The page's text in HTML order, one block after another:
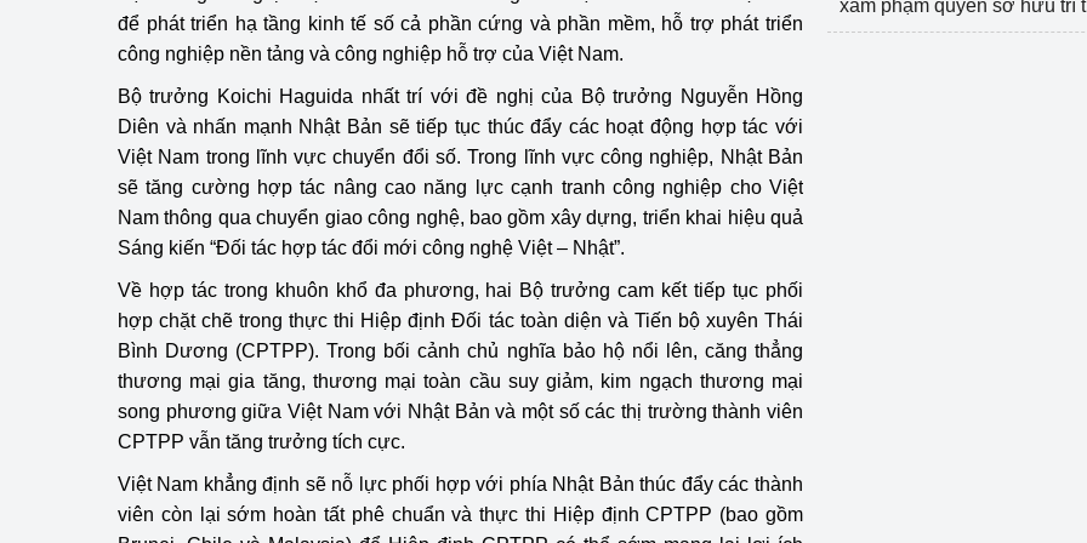
để phát triển hạ tầng kinh tế số cả phần cứng và phần mềm, hỗ trợ phát triển
công nghiệp nền tảng và công nghiệp hỗ trợ của Việt Nam.
Bộ trưởng Koichi Haguida nhất trí với đề nghị của Bộ trưởng Nguyễn Hồng
Diên và nhấn mạnh Nhật Bản sẽ tiếp tục thúc đẩy các hoạt động hợp tác với
Việt Nam trong lĩnh vực chuyển đổi số. Trong lĩnh vực công nghiệp, Nhật Bản
sẽ tăng cường hợp tác nâng cao năng lực cạnh tranh công nghiệp cho Việt
Nam thông qua chuyển giao công nghệ, bao gồm xây dựng, triển khai hiệu quả
Sáng kiến “Đối tác hợp tác đổi mới công nghệ Việt – Nhật”.
Về hợp tác trong khuôn khổ đa phương, hai Bộ trưởng cam kết tiếp tục phối
hợp chặt chẽ trong thực thi Hiệp định Đối tác toàn diện và Tiến bộ xuyên Thái
Bình Dương (CPTPP). Trong bối cảnh chủ nghĩa bảo hộ nổi lên, căng thẳng
thương mại gia tăng, thương mại toàn cầu suy giảm, kim ngạch thương mại
song phương giữa Việt Nam với Nhật Bản và một số các thị trường thành viên
CPTPP vẫn tăng trưởng tích cực.
Việt Nam khẳng định sẽ nỗ lực phối hợp với phía Nhật Bản thúc đẩy các thành
viên còn lại sớm hoàn tất phê chuẩn và thực thi Hiệp định CPTPP (bao gồm
xâm phạm quyền sở hữu trí